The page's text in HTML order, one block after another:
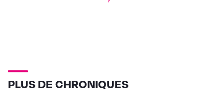
PLUS DE CHRONIQUES